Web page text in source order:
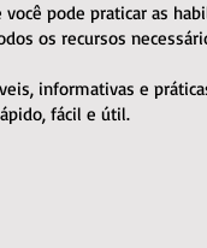
pode praticar as
os recursos
informativas e
fácil e útil.